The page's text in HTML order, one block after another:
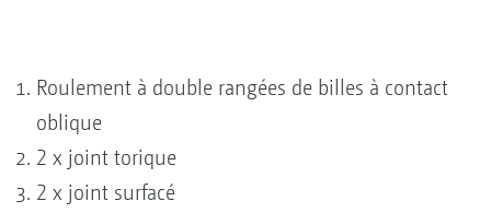
Roulement à double rangées de billes à contact
oblique
2 x joint torique
2 x joint surfacé